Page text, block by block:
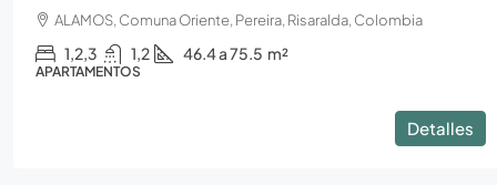
ALAMOS, Comuna Oriente, Pereira, Risaralda, Colombia
1,2,3 1,2 46.4 a 75.5 m²
APARTAMENTOS
Detalles